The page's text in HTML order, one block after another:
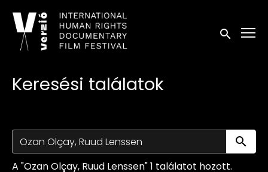
Kisegítő lehetőségek linkek
Keresés
Keresési találatok
A "Ozan Olçay, Ruud Lenssen" 1 találatot hozott.